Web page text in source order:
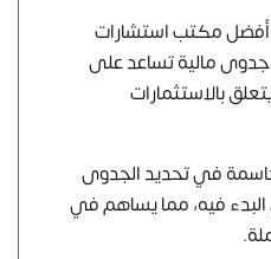
أفضل مكتب استشارات
جدوى مالية تساعد على
بالاستثمارات
في تحديد الجدوى
فيه، مما يساهم في